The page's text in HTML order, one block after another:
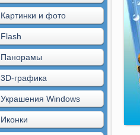
Картинки и фото
Flash
Панорамы
3D-графика
Украшения Windows
Иконки